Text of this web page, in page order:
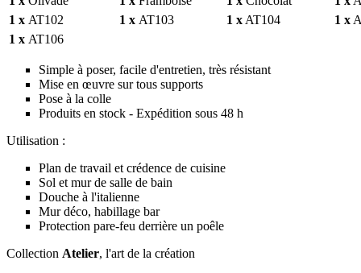
1 x AT102 1 x AT103 1 x AT104 1 x
1 x AT106
Simple à poser, facile d'entretien, très résistant
Mise en œuvre sur tous supports
Pose à la colle
Produits en stock - Expédition sous 48 h
Utilisation :
Plan de travail et crédence de cuisine
Sol et mur de salle de bain
Douche à l'italienne
Mur déco, habillage bar
Protection pare-feu derrière un poêle
Collection Atelier, l'art de la création